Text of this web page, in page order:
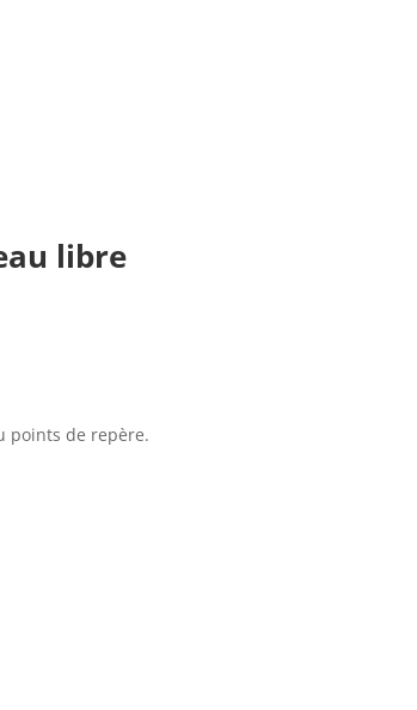
libre
points de repère.